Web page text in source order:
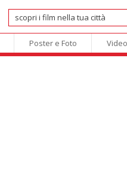
Poster e Foto Video